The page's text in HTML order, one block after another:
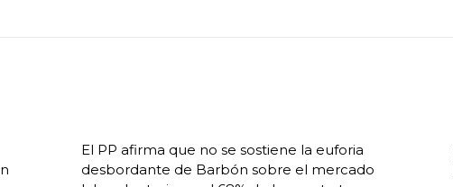
El PP afirma que no se sostiene la euforia
desbordante de Barbón sobre el mercado